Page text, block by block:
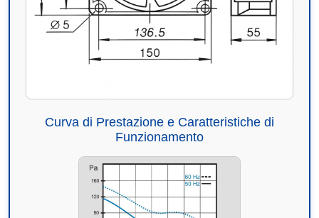
Curva di Prestazione e Caratteristiche di
Funzionamento